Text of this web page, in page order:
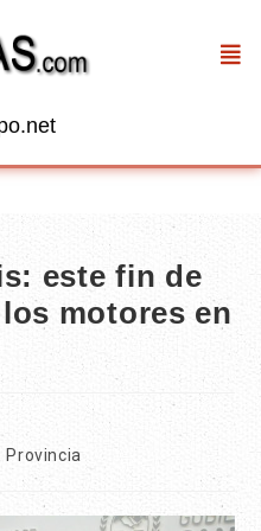
este fin de
motores en
Provincia